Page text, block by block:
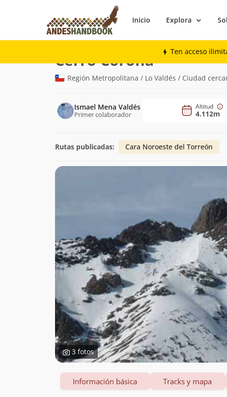
Inicio Explora
Ten acceso
Montaña
Cerro Corona (4.112m)
Región Metropolitana / Lo Valdés / Ciudad
Ismael Mena Valdés
Primer colaborador
Altitud
4.112m
Rutas publicadas: Cara Noroeste del Torreón
3 fotos
Información básica Tracks y mapa